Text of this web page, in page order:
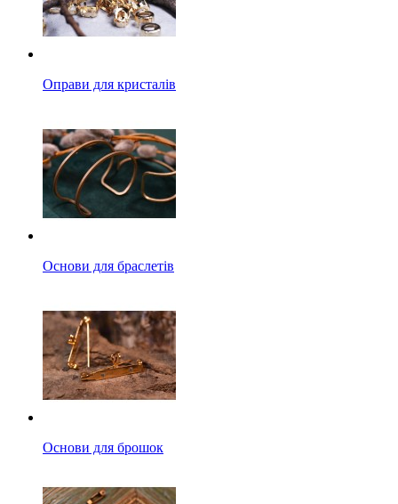
Оправи для кристалів
Основи для браслетів
Основи для брошок